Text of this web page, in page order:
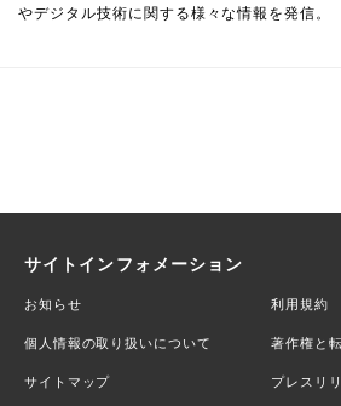
やデジタル技術に関する様々な情報を発信。
サイトインフォメーション
お知らせ 利用規約
個人情報の取り扱いについて 著作権と
サイトマップ プレスリ